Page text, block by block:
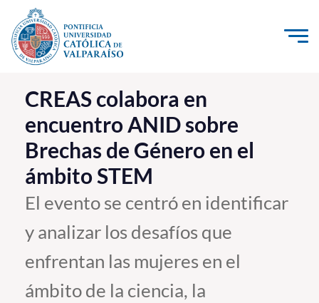
Click acá para ir directamente al contenido
La Universidad
Investigación, Creación e Innovación
PUCV Internacional
Vinculación con el Medio
Admisión
Pregrado
Postgrado
CREAS colabora en
encuentro ANID sobre
Brechas de Género en el
ámbito STEM
El evento se centró en identificar
y analizar los desafíos que
enfrentan las mujeres en el
ámbito de la ciencia, la